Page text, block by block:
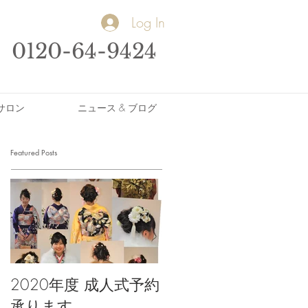
Log In
0120-64-9424
ロン ニュース & ブログ
Featured Posts
2020年度 成人式予約